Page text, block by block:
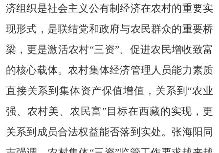
济组织是社会主义公有制经济在农村的重要实
现形式，是联结党和政府与农民群众的重要桥
梁，更是激活农村“三资”、促进农民增收致富
的核心载体。农村集体经济管理人员能力素质
直接关系到集体资产保值增值，关系到“农业
强、农村美、农民富”目标在西藏的实现，更
关系到成员合法权益能否落到实处。张海阳同